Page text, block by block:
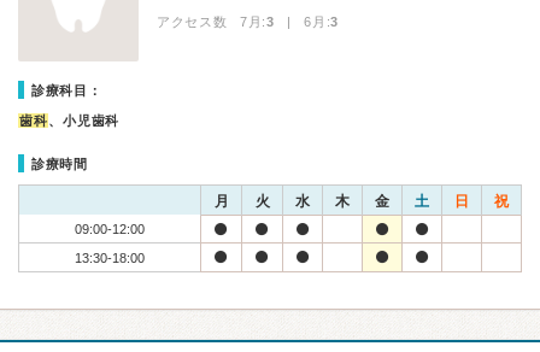
アクセス数 7月:3 | 6月:3
診療科目：
歯科、小児歯科
診療時間
月 火 水 木 金 土 日 祝
09:00-12:00
13:30-18:00